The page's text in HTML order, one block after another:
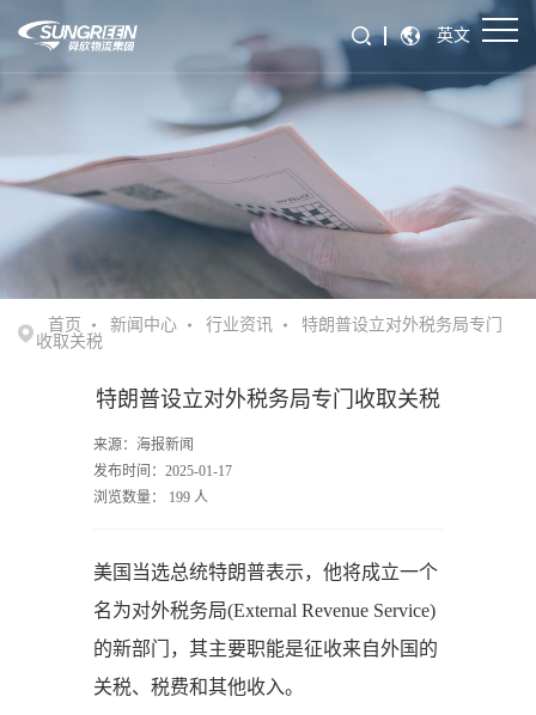
英文
首页 新闻中心 行业资讯
特朗普设立对外税务局专门
收取关税
特朗普设立对外税务局专门收取关税
来源：海报新闻
发布时间：2025-01-17
浏览数量： 199人
美国当选总统特朗普表示，他将成立一个
名为对外税务局(External Revenue Service)
的新部门，其主要职能是征收来自外国的
关税、税费和其他收入。